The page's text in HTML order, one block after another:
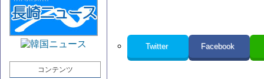
コンテンツ
Twitter Facebook